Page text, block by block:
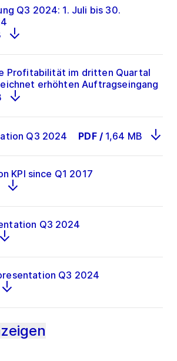
Q3 2024: 1. Juli bis 30.
Profitabilität im dritten Quartal
erhöhten Auftragseingang
Q3 2024 PDF / 1,64 MB
KPI since Q1 2017
Q3 2024
Q3 2024